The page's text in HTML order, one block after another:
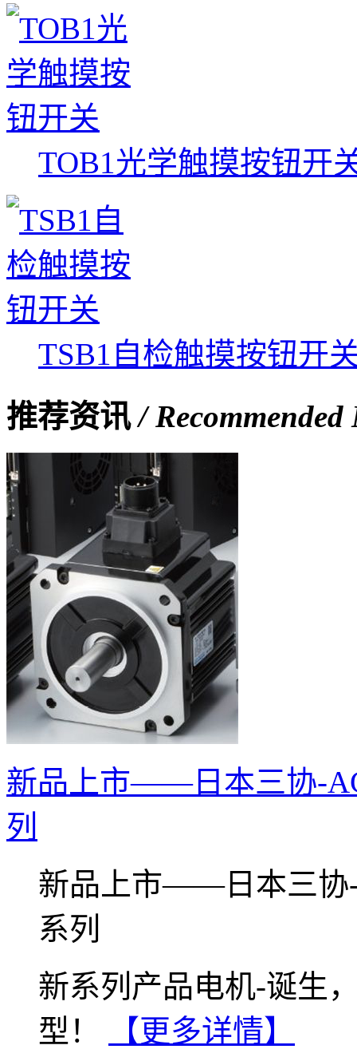
TOB1光学触摸按钮开
TSB1自检触摸按钮开
推荐资讯/ Recommended
新品上市——日本三协-
列
新品上市——日本三协
系列
新系列产品电机-诞生
型！
【更多详情】